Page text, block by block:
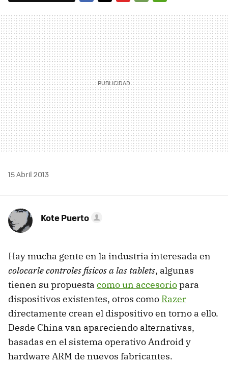
MAIL
15 Abril 2013
Kote Puerto
Hay mucha gente en la industria interesada en
colocarle controles físicos a las tablets, algunas
tienen su propuesta como un accesoriopara
dispositivos existentes, otros como Razer
directamente crean el dispositivo en torno a ello.
Desde China van apareciendo alternativas,
basadas en el sistema operativo Android y
hardware ARM de nuevos fabricantes.